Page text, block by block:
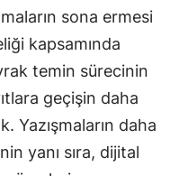
Batman
Şırnak
Bartın
Ardahan
Iğdır
sona ermesi
kapsamında
temin sürecinin
geçişin daha
Yazışmaların daha
yanı sıra, dijital